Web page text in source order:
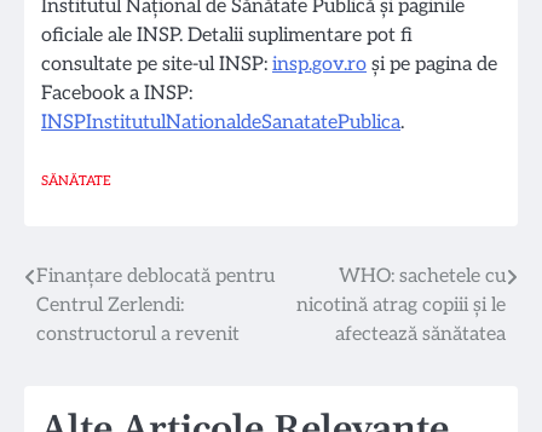
Institutul Național de Sănătate Publică și paginile
oficiale ale INSP. Detalii suplimentare pot fi
consultate pe site-ul INSP: insp.gov.ro și pe pagina de
Facebook a INSP:
INSPInstitutulNationaldeSanatatePublica.
SĂNĂTATE
Navigare
în
Finanțare deblocată pentru
Centrul Zerlendi:
constructorul a revenit
WHO: sachetele cu
nicotină atrag copiii și le
afectează sănătatea